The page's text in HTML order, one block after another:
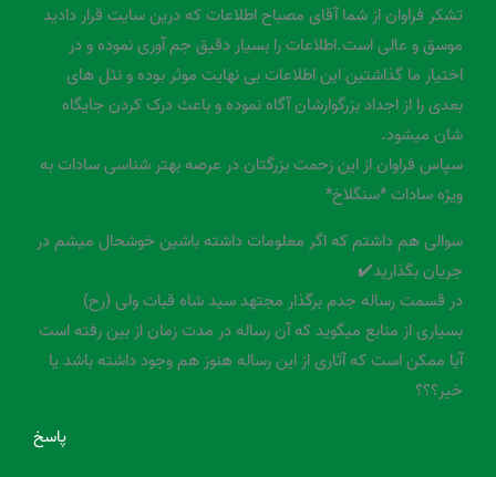
تشکر فراوان از شما آقای مصباح اطلاعات که درین سایت قرار دادید
موسق و عالی است.اطلاعات را بسیار دقیق جم آوری نموده و در
اختیار ما گذاشتین این اطلاعات بی نهایت موثر بوده و نثل های
بعدی را از اجداد بزرگوارشان آگاه نموده و باعث درک کردن جایگاه
شان میشود.
سپاس فراوان از این زحمت بزرگتان در عرصه بهتر شناسی سادات به
ویژه سادات *سنگلاخ*
سوالی هم داشتم که اگر معلومات داشته باشین خوشحال میشم در
جریان بگذارید✔️
در قسمت رساله جدم برگذار مجتهد سید شاه قبات ولی (رح)
بسیاری از منابع میگوید که آن رساله در مدت زمان از بین رفته است
آیا ممکن است که آثاری از این رساله هنوز هم وجود داشته باشد یا
خیر؟؟؟
پاسخ